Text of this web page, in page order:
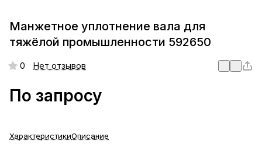
Манжетное уплотнение вала для
тяжёлой промышленности 592650
0 Нет отзывов
По запросу
ХарактеристикиОписание